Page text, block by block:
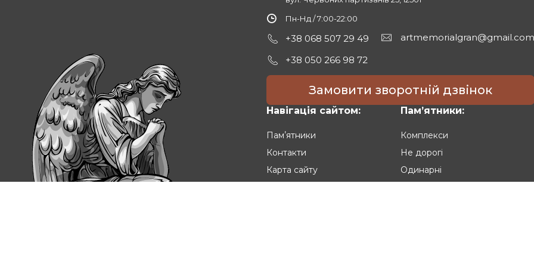
Пн-Нд / 7:00-22:00
+38 068 507 29 49
+38 050 266 98 72
artmemorialgran@gmail.com
Замовити зворотній дзвінок
Навігація сайтом:
Памʼятники
Контакти
Карта сайту
Памʼятники:
Комплекси
Не дорогі
Одинарні